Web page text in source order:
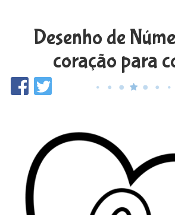
Desenho de
coração para